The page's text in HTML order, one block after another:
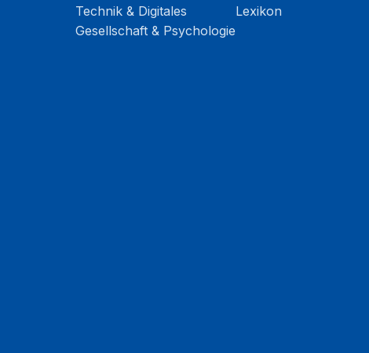
Technik & Digitales
Gesellschaft & Psychologie
Lexikon